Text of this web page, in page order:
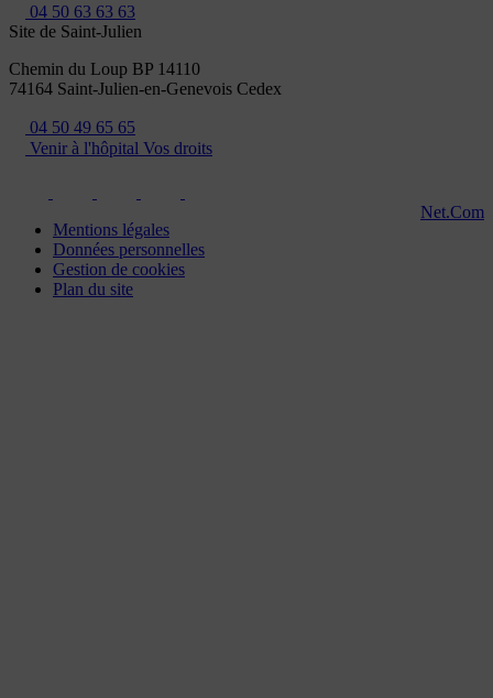
04 50 63 63 63
Site de Saint-Julien
Chemin du Loup BP 14110
74164 Saint-Julien-en-Genevois Cedex
04 50 49 65 65
Venir à l'hôpital Vos droits
Mentions légales
Données personnelles
Gestion de cookies
Plan du site
Net.Com